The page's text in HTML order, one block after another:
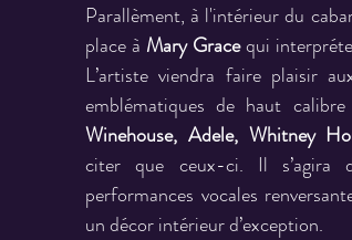
Parallèment, à l'intérieur du
place à Mary Grace qui
L’artiste viendra faire plaisir
emblématiques de haut
Winehouse, Adele, Whitney
citer que ceux-ci. Il s’agira
performances vocales
un décor intérieur d’exception.